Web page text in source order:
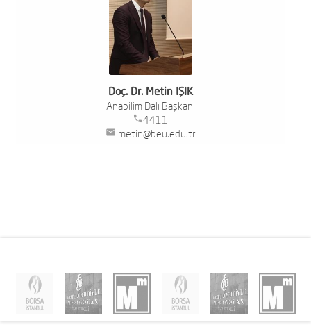
Doç. Dr. Metin IŞIK
Anabilim Dalı Başkanı
phone4411
mailimetin@beu.edu.tr